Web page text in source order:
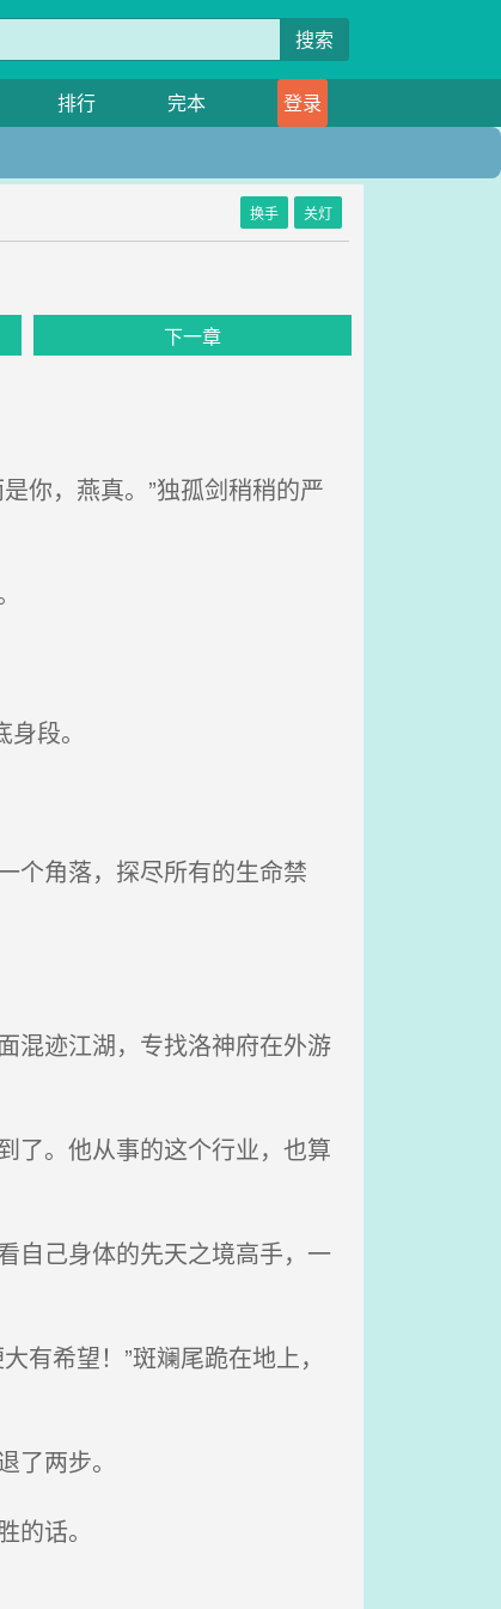
搜索
排行 完本
登录
换手 关灯
下一章
你，燕真。”独孤剑稍稍的严
段。
个角落，探尽所有的生命禁
混迹江湖，专找洛神府在外游
了。他从事的这个行业，也算
自己身体的先天之境高手，一
希望！”斑斓尾跪在地上，
两步。
话。